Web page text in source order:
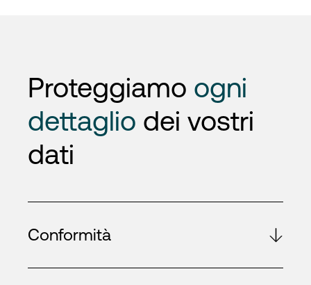
Proteggiamo ogni
dettaglio dei vostri
dati
Conformità